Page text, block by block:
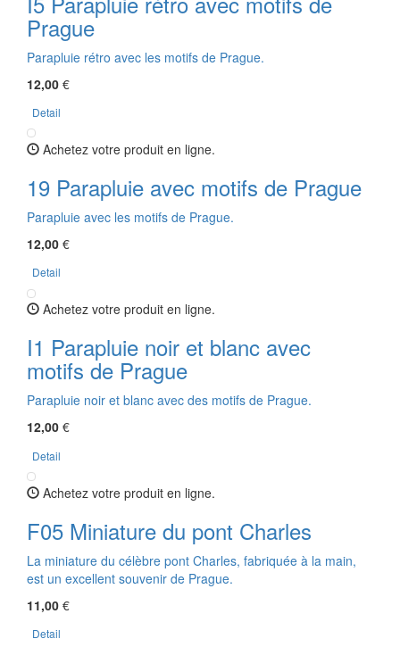
Prague
Parapluie rétro avec les motifs de Prague.
12,00 €
Detail
Achetez votre produit en ligne.
19 Parapluie avec motifs de Prague
Parapluie avec les motifs de Prague.
12,00 €
Detail
Achetez votre produit en ligne.
I1 Parapluie noir et blanc avec
motifs de Prague
Parapluie noir et blanc avec des motifs de Prague.
12,00 €
Detail
Achetez votre produit en ligne.
F05 Miniature du pont Charles
La miniature du célèbre pont Charles, fabriquée à la main,
est un excellent souvenir de Prague.
11,00 €
Detail